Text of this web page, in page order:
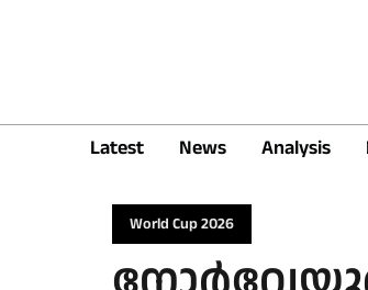
Latest News Analysis
World Cup 2026